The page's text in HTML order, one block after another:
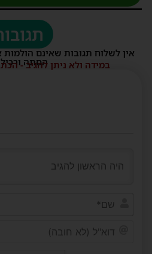
תגובות
אין לשלוח תגובות שאינם הולמות או
הסתה ורכילות.
במידה ולא ניתן להגיב -